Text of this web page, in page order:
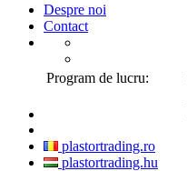
Despre noi
Contact
Program de lucru:
plastortrading.ro
plastortrading.hu